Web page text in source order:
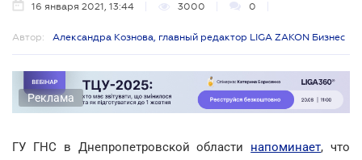
16 января 2021, 13:44 3000 0
Автор: Александра Кознова, главный редактор LIGA ZAKON Бизнес
Реклама
ГУ ГНС в Днепропетровской области напоминает, что